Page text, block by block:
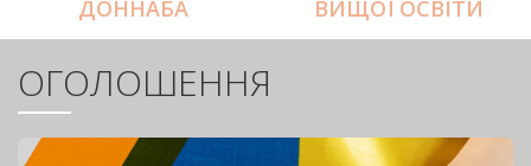
ДОННАБА ВИЩОЇ ОСВІТИ
ОГОЛОШЕННЯ